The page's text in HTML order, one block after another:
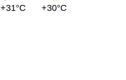
+31°C +30°C